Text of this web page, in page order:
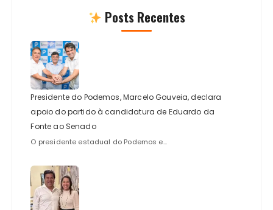
Posts Recentes
Presidente do Podemos, Marcelo Gouveia, declara
apoio do partido à candidatura de Eduardo da
Fonte ao Senado
O presidente estadual do Podemos e...